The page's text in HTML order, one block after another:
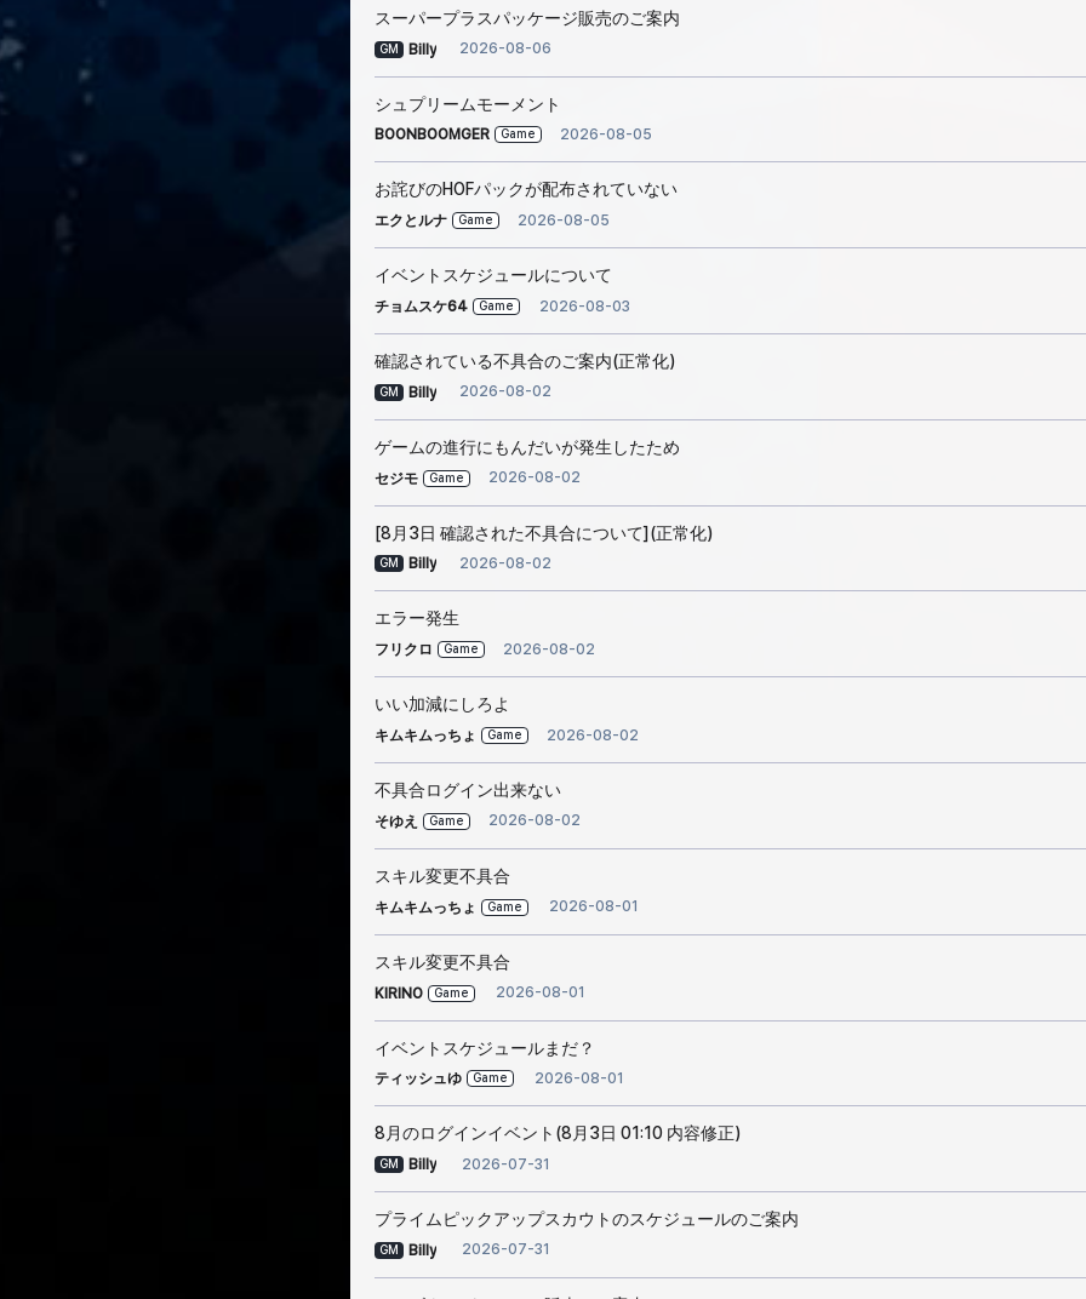
スーパープラスパッケージ販売のご案内
GM Billy 2026-08-06
シュプリームモーメント
BOONBOOMGER Game 2026-08-05
お詫びのHOFパックが配布されていない
エクとルナ Game 2026-08-05
イベントスケジュールについて
チョムスケ64 Game 2026-08-03
確認されている不具合のご案内(正常化)
GM Billy 2026-08-02
ゲームの進行にもんだいが発生したため
セジモ Game 2026-08-02
[8月3日 確認された不具合について](正常化)
GM Billy 2026-08-02
エラー発生
フリクロ Game 2026-08-02
いい加減にしろよ
キムキムっちょ Game 2026-08-02
不具合ログイン出来ない
そゆえ Game 2026-08-02
スキル変更不具合
キムキムっちょ Game 2026-08-01
スキル変更不具合
KIRINO Game 2026-08-01
イベントスケジュールまだ？
ティッシュゆ Game 2026-08-01
8月のログインイベント(8月3日 01:10 内容修正)
GM Billy 2026-07-31
プライムピックアップスカウトのスケジュールのご案内
GM Billy 2026-07-31